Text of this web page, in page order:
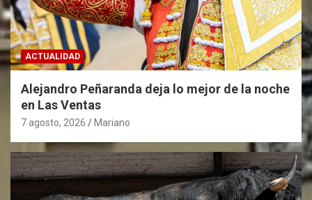
ACTUALIDAD
Alejandro Peñaranda deja lo mejor de la noche
en Las Ventas
7 agosto, 2026 Mariano